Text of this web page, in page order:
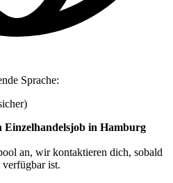
Sprache:
Einzelhandelsjob in Hamburg
an, wir kontaktieren dich, sobald
ist.